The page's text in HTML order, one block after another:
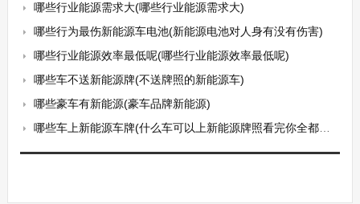
哪些行业能源需求大(哪些行业能源需求大)
哪些行为最伤新能源车电池(新能源电池对人身有没有伤害)
哪些行业能源效率最低呢(哪些行业能源效率最低呢)
哪些车不送新能源牌(不送牌照的新能源车)
哪些豪车有新能源(豪车品牌新能源)
哪些车上新能源车牌(什么车可以上新能源牌照看完你全都明白了)